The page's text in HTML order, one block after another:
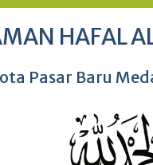
HAFAL
Pasar Baru